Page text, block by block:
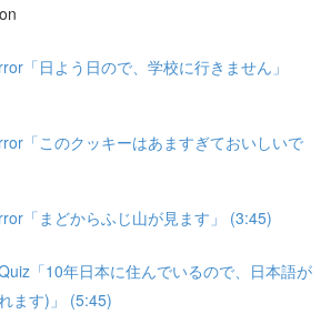
「日よう日ので、学校に行きません」
「このクッキーはあますぎておいしいで
「まどからふじ山が見ます」 (3:45)
「10年日本に住んでいるので、日本語が
ます)」 (5:45)